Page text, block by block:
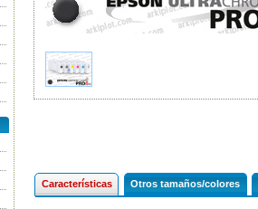
Características Otros tamaños/colores